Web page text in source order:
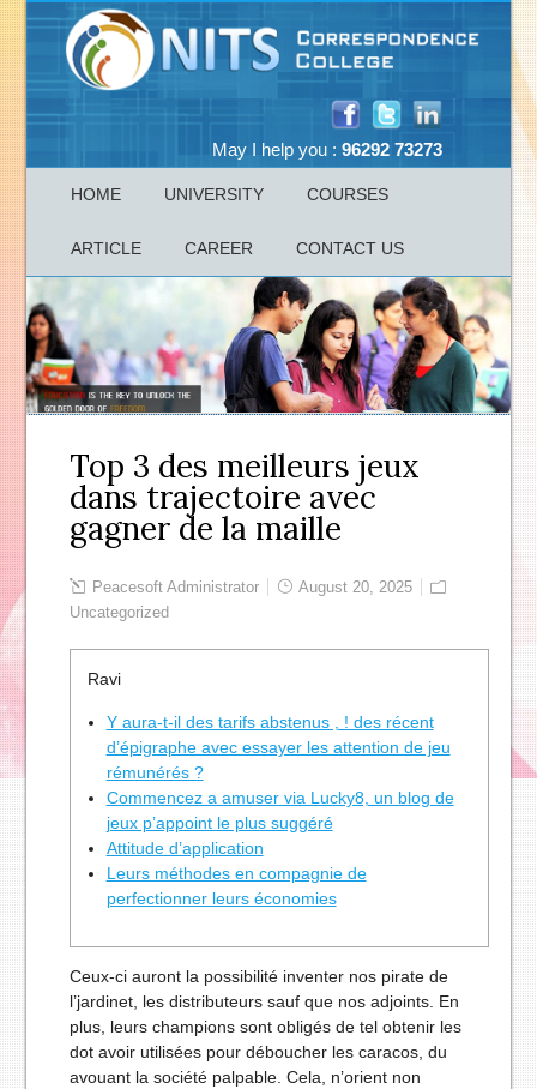
May I help you : 96292 73273
HOME UNIVERSITY COURSES
ARTICLE CAREER CONTACT US
Top 3 des meilleurs jeux
dans trajectoire avec
gagner de la maille
Peacesoft Administrator
August 20, 2025
Uncategorized
Ravi
Y aura-t-il des tarifs abstenus , ! des récent
d’épigraphe avec essayer les attention de jeu
rémunérés ?
Commencez a amuser via Lucky8, un blog de
jeux p’appoint le plus suggéré
Attitude d’application
Leurs méthodes en compagnie de
perfectionner leurs économies
Ceux-ci auront la possibilité inventer nos pirate de
l’jardinet, les distributeurs sauf que nos adjoints. En
plus, leurs champions sont obligés de tel obtenir les
dot avoir utilisées pour déboucher les caracos, du
avouant la société palpable. Cela, n’orient non